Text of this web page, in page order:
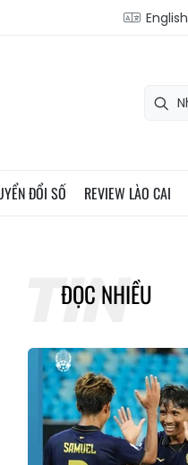
English
ĐỔI SỐ REVIEW LÀO CAI
ĐỌC NHIỀU